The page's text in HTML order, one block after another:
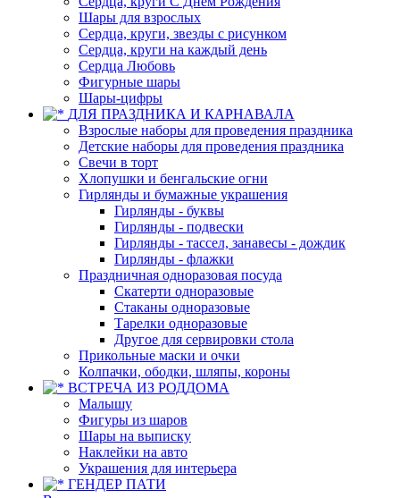
Шары для взрослых
Сердца, круги, звезды с рисунком
Сердца, круги на каждый день
Сердца Любовь
Фигурные шары
Шары-цифры
ДЛЯ ПРАЗДНИКА И КАРНАВАЛА
Взрослые наборы для проведения праздника
Детские наборы для проведения праздника
Свечи в торт
Хлопушки и бенгальские огни
Гирлянды и бумажные украшения
Гирлянды - буквы
Гирлянды - подвески
Гирлянды - тассел, занавесы - дождик
Гирлянды - флажки
Праздничная одноразовая посуда
Скатерти одноразовые
Стаканы одноразовые
Тарелки одноразовые
Другое для сервировки стола
Прикольные маски и очки
Колпачки, ободки, шляпы, короны
ВСТРЕЧА ИЗ РОДДОМА
Малышу
Фигуры из шаров
Шары на выписку
Наклейки на авто
Украшения для интерьера
ГЕНДЕР ПАТИ